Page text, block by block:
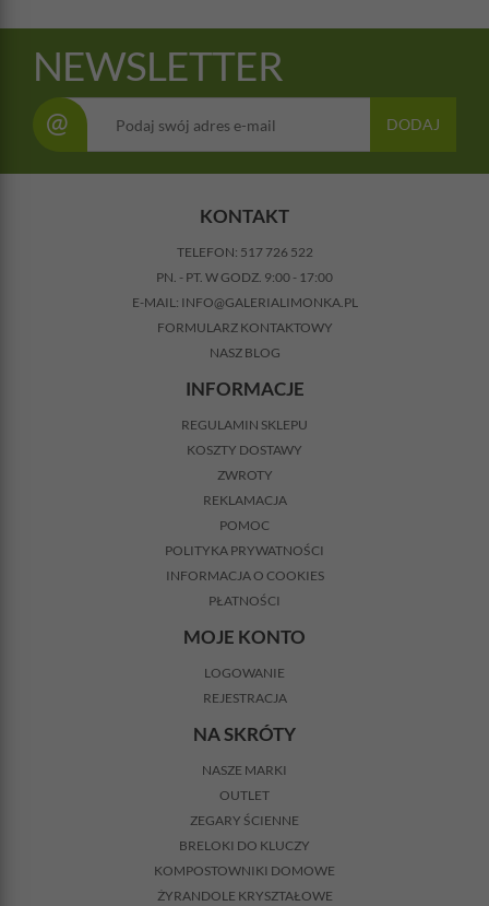
NEWSLETTER
@ DODAJ
KONTAKT
TELEFON: 517 726 522
PN. - PT. W GODZ. 9:00 - 17:00
E-MAIL: INFO@GALERIALIMONKA.PL
FORMULARZ KONTAKTOWY
NASZ BLOG
INFORMACJE
REGULAMIN SKLEPU
KOSZTY DOSTAWY
ZWROTY
REKLAMACJA
POMOC
POLITYKA PRYWATNOŚCI
INFORMACJA O COOKIES
PŁATNOŚCI
MOJE KONTO
LOGOWANIE
REJESTRACJA
NA SKRÓTY
NASZE MARKI
OUTLET
ZEGARY ŚCIENNE
BRELOKI DO KLUCZY
KOMPOSTOWNIKI DOMOWE
ŻYRANDOLE KRYSZTAŁOWE